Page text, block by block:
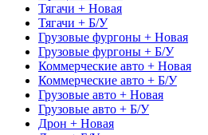
Тягачи + Новая
Тягачи + Б/У
Грузовые фургоны + Новая
Грузовые фургоны + Б/У
Коммерческие авто + Новая
Коммерческие авто + Б/У
Грузовые авто + Новая
Грузовые авто + Б/У
Дрон + Новая